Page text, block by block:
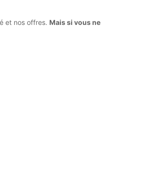
et nos offres. Mais si vous ne